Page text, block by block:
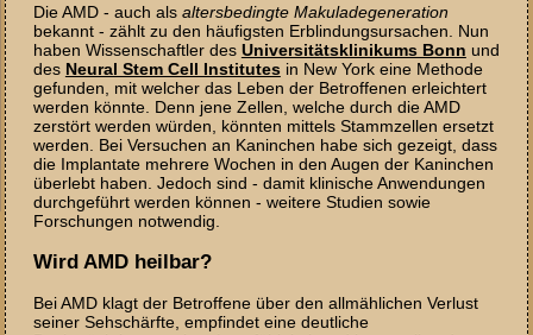
Die AMD - auch als altersbedingte Makuladegeneration
bekannt - zählt zu den häufigsten Erblindungsursachen. Nun
haben Wissenschaftler des Universitätsklinikums Bonn und
des Neural Stem Cell Institutesin New York eine Methode
gefunden, mit welcher das Leben der Betroffenen erleichtert
werden könnte. Denn jene Zellen, welche durch die AMD
zerstört werden würden, könnten mittels Stammzellen ersetzt
werden. Bei Versuchen an Kaninchen habe sich gezeigt, dass
die Implantate mehrere Wochen in den Augen der Kaninchen
überlebt haben. Jedoch sind - damit klinische Anwendungen
durchgeführt werden können - weitere Studien sowie
Forschungen notwendig.
Wird AMD heilbar?
Bei AMD klagt der Betroffene über den allmählichen Verlust
seiner Sehschärfte, empfindet eine deutliche